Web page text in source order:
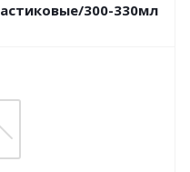
300-330мл